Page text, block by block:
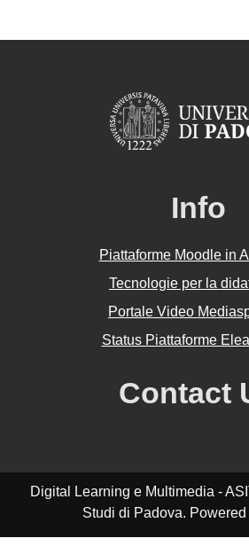
Info
Piattaforme Moodle in
Tecnologie per la
Portale Video
Status Piattaforme
Contact
Digital Learning e Multimedia -
Studi di Padova. Powered